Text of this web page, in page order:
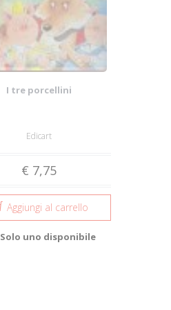
I tre porcellini
Edicart
€ 7,75
Aggiungi al carrello
Solo uno disponibile